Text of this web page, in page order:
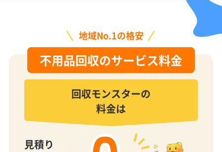
見積り
梱包＆回収
基本料金
0円
おすすめパック